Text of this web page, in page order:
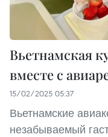
Вьетнамская
вместе с
15/02/2025 05:37
Вьетнамские
незабываемый